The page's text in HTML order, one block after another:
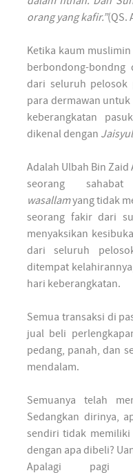
orang yang kafir.”(QS.
Ketika kaum
berbondong-bondng
dari seluruh pelosok
para dermawan
keberangkatan
dikenal dengan
Adalah Ulbah Bin Zaid
seorang
wasallamyang tidak
seorang fakir dari
menyaksikan
dari seluruh
ditempat
hari keberangkatan.
Semua transaksi di
jual beli
pedang, panah, dan
mendalam.
Semuanya telah
Sedangkan dirinya,
sendiri tidak memiliki
dengan apa dibeli?
Apalagi pagi